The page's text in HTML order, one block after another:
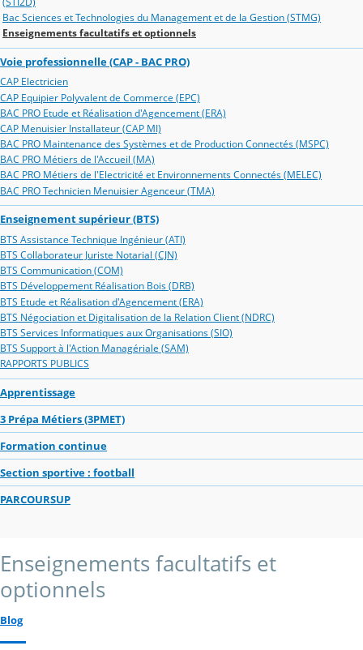
Bac Sciences et Technologies du Management et de la Gestion (STMG)
Enseignements facultatifs et optionnels
Voie professionnelle (CAP - BAC PRO)
CAP Electricien
CAP Equipier Polyvalent de Commerce (EPC)
BAC PRO Etude et Réalisation d'Agencement (ERA)
CAP Menuisier Installateur (CAP MI)
BAC PRO Maintenance des Systèmes et de Production Connectés (MSPC)
BAC PRO Métiers de l'Accueil (MA)
BAC PRO Métiers de l'Electricité et Environnements Connectés (MELEC)
BAC PRO Technicien Menuisier Agenceur (TMA)
Enseignement supérieur (BTS)
BTS Assistance Technique Ingénieur (ATI)
BTS Collaborateur Juriste Notarial (CJN)
BTS Communication (COM)
BTS Développement Réalisation Bois (DRB)
BTS Etude et Réalisation d'Agencement (ERA)
BTS Négociation et Digitalisation de la Relation Client (NDRC)
BTS Services Informatiques aux Organisations (SIO)
BTS Support à l'Action Managériale (SAM)
RAPPORTS PUBLICS
Apprentissage
3 Prépa Métiers (3PMET)
Formation continue
Section sportive : football
PARCOURSUP
Enseignements facultatifs et
optionnels
Blog